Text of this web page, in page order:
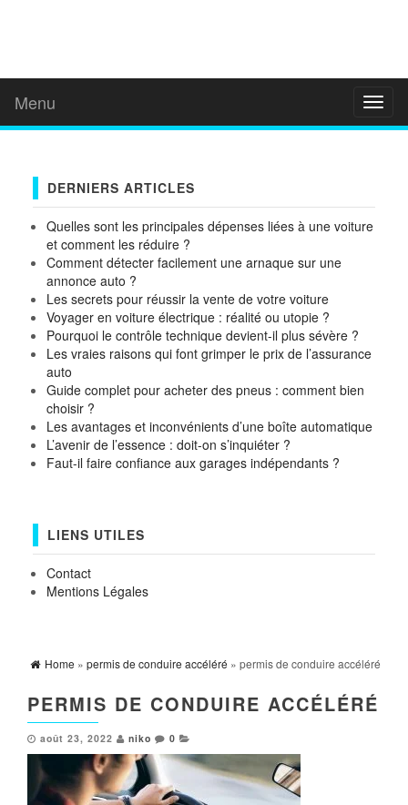
Menu
DERNIERS ARTICLES
Quelles sont les principales dépenses liées à une voiture
et comment les réduire ?
Comment détecter facilement une arnaque sur une
annonce auto ?
Les secrets pour réussir la vente de votre voiture
Voyager en voiture électrique : réalité ou utopie ?
Pourquoi le contrôle technique devient-il plus sévère ?
Les vraies raisons qui font grimper le prix de l’assurance
auto
Guide complet pour acheter des pneus : comment bien
choisir ?
Les avantages et inconvénients d’une boîte automatique
L’avenir de l’essence : doit-on s’inquiéter ?
Faut-il faire confiance aux garages indépendants ?
LIENS UTILES
Contact
Mentions Légales
Home » permis de conduire accéléré » permis de conduire accéléré
PERMIS DE CONDUIRE ACCÉLÉRÉ
août 23, 2022 niko 0